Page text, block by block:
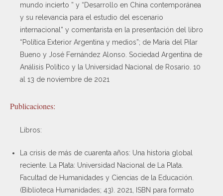
mundo incierto ” y “Desarrollo en China contemporánea
y su relevancia para el estudio del escenario
internacional” y comentarista en la presentación del libro
“Política Exterior Argentina y medios”; de María del Pilar
Bueno y José Fernández Alonso. Sociedad Argentina de
Análisis Político y la Universidad Nacional de Rosario. 10
al 13 de noviembre de 2021
Publicaciones:
Libros:
La crisis de más de cuarenta años: Una historia global
reciente. La Plata: Universidad Nacional de La Plata.
Facultad de Humanidades y Ciencias de la Educación.
(Biblioteca Humanidades; 43). 2021, ISBN para formato